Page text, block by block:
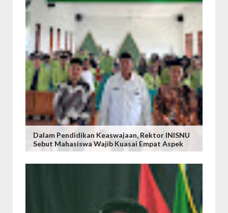
Dalam Pendidikan Keaswajaan, Rektor INISNU
Sebut Mahasiswa Wajib Kuasai Empat Aspek